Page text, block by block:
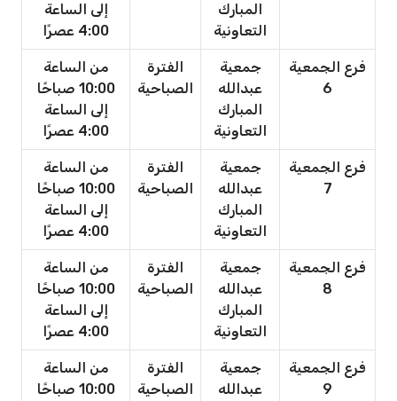
المبارك
التعاونية
إلى الساعة
4:00 عصرًا
فرع الجمعية
6
جمعية
عبدالله
المبارك
التعاونية
الفترة
الصباحية
من الساعة
10:00 صباحًا
إلى الساعة
4:00 عصرًا
فرع الجمعية
7
جمعية
عبدالله
المبارك
التعاونية
الفترة
الصباحية
من الساعة
10:00 صباحًا
إلى الساعة
4:00 عصرًا
فرع الجمعية
8
جمعية
عبدالله
المبارك
التعاونية
الفترة
الصباحية
من الساعة
10:00 صباحًا
إلى الساعة
4:00 عصرًا
فرع الجمعية
9
جمعية
عبدالله
الفترة
الصباحية
من الساعة
10:00 صباحًا